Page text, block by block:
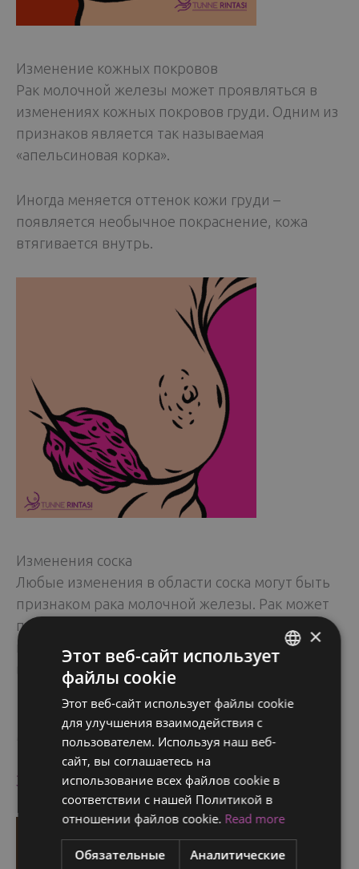
Изменение кожных покровов
Рак молочной железы может проявляться в
изменениях кожных покровов груди. Одним из
признаков является так называемая
«апельсиновая корка».
Иногда меняется оттенок кожи груди –
появляется необычное покраснение, кожа
втягивается внутрь.
Изменения соска
Любые изменения в области соска могут быть
признаком рака молочной железы. Рак может
проявляться втяжением соска или
прозрачными или кровянистыми
выделениями из соска.
Незаживающая язва или сыпь в области соска
могут указывать на рак молочной железы.
Запишитесь на консультацию уже сегодня!
FINNISH
RUSSIAN
SWEDISH
×
Этот веб-сайт использует
файлы cookie
Этот веб-сайт использует файлы cookie
для улучшения взаимодействия с
пользователем. Используя наш веб-
сайт, вы соглашаетесь на
использование всех файлов cookie в
соответствии с нашей Политикой в ​​
отношении файлов cookie. Read more
Обязательные Аналитические